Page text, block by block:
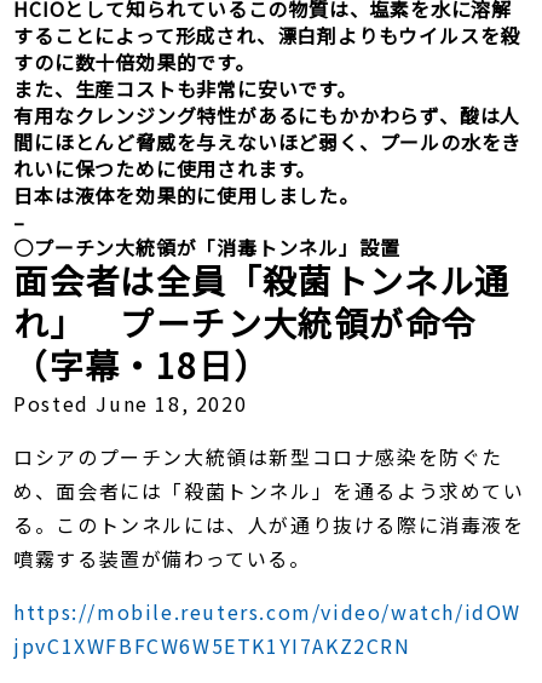
HCIOとして知られているこの物質は、塩素を水に溶解
することによって形成され、漂白剤よりもウイルスを殺
すのに数十倍効果的です。
また、生産コストも非常に安いです。
有用なクレンジング特性があるにもかかわらず、酸は人
間にほとんど脅威を与えないほど弱く、プールの水をき
れいに保つために使用されます。
日本は液体を効果的に使用しました。
–
○プーチン大統領が「消毒トンネル」設置
面会者は全員「殺菌トンネル通
れ」 プーチン大統領が命令
（字幕・18日）
Posted June 18, 2020
ロシアのプーチン大統領は新型コロナ感染を防ぐた
め、面会者には「殺菌トンネル」を通るよう求めてい
る。このトンネルには、人が通り抜ける際に消毒液を
噴霧する装置が備わっている。
https://mobile.reuters.com/video/watch/idOW
jpvC1XWFBFCW6W5ETK1YI7AKZ2CRN